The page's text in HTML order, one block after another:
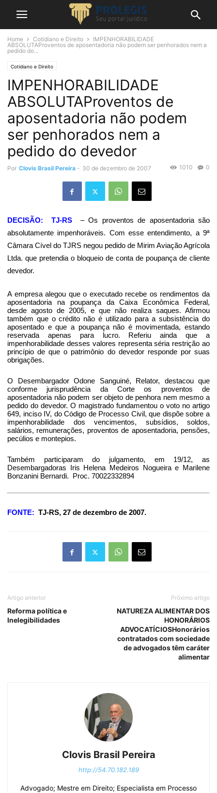
Home Cotidiano e Direito
IMPENHORABILIDADE
ABSOLUTAProventos de aposentadoria não podem ser penhorados nem a
pedido do...
Cotidiano e Direito
IMPENHORABILIDADE
ABSOLUTAProventos de
aposentadoria não podem
ser penhorados nem a
pedido do devedor
Por Clovis Brasil Pereira - 30 de dezembro de 2007 0
1010
DECISÃO: TJ-RS– Os proventos de aposentadoria são
absolutamente impenhoráveis. Com esse entendimento, a 9ª
Câmara Cível do TJRS negou pedido de Mirim Aviação Agrícola
Ltda. que pretendia o bloqueio de conta de poupança de cliente
devedor.
A empresa alegou que o executado recebe os rendimentos da
aposentadoria na poupança da Caixa Econômica Federal,
desde agosto de 2005, e que não realiza saques. Afirmou
também que o crédito não é utilizado para a subsistência do
aposentado e que a poupança não é movimentada, estando
reservada apenas para lucro. Referiu ainda que a
impenhorabilidade desses valores representa séria restrição ao
princípio de que o patrimônio do devedor responde por suas
obrigações.
O Desembargador Odone Sanguiné, Relator, destacou que
conforme jurisprudência da Corte os proventos de
aposentadoria não podem ser objeto de penhora nem mesmo a
pedido do devedor. O magistrado fundamentou o voto no artigo
649, inciso IV, do Código de Processo Civil, que dispõe sobre a
impenhorabilidade dos vencimentos, subsídios, soldos,
salários, remunerações, proventos de aposentadoria, pensões,
pecúlios e montepios.
Também participaram do julgamento, em 19/12, as
Desembargadoras Iris Helena Medeiros Nogueira e Marilene
Bonzanini Bernardi. Proc. 70022332894
FONTE: TJ-RS, 27 de dezembro de 2007.
Artigo anterior
Reforma política e
Inelegibilidades
Próximo artigo
NATUREZA ALIMENTAR DOS
HONORÁRIOS
ADVOCATÍCIOSHonorários
contratados com sociedade
de advogados têm caráter
alimentar
Clovis Brasil Pereira
http://54.70.182.189
Advogado; Mestre em Direito; Especialista em Processo